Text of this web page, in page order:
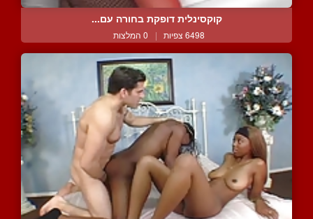
קוקסינלית דופקת בחורה עם...
6498 צפיות | 0 המלצות